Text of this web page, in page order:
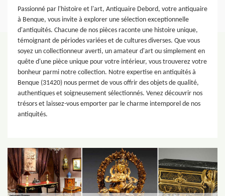
Passionné par l'histoire et l'art, Antiquaire Debord, votre antiquaire
à Benque, vous invite à explorer une sélection exceptionnelle
d'antiquités. Chacune de nos pièces raconte une histoire unique,
témoignant de périodes variées et de cultures diverses. Que vous
soyez un collectionneur averti, un amateur d'art ou simplement en
quête d'une pièce unique pour votre intérieur, vous trouverez votre
bonheur parmi notre collection. Notre expertise en antiquités à
Benque (31420) nous permet de vous offrir des objets de qualité,
authentiques et soigneusement sélectionnés. Venez découvrir nos
trésors et laissez-vous emporter par le charme intemporel de nos
antiquités.